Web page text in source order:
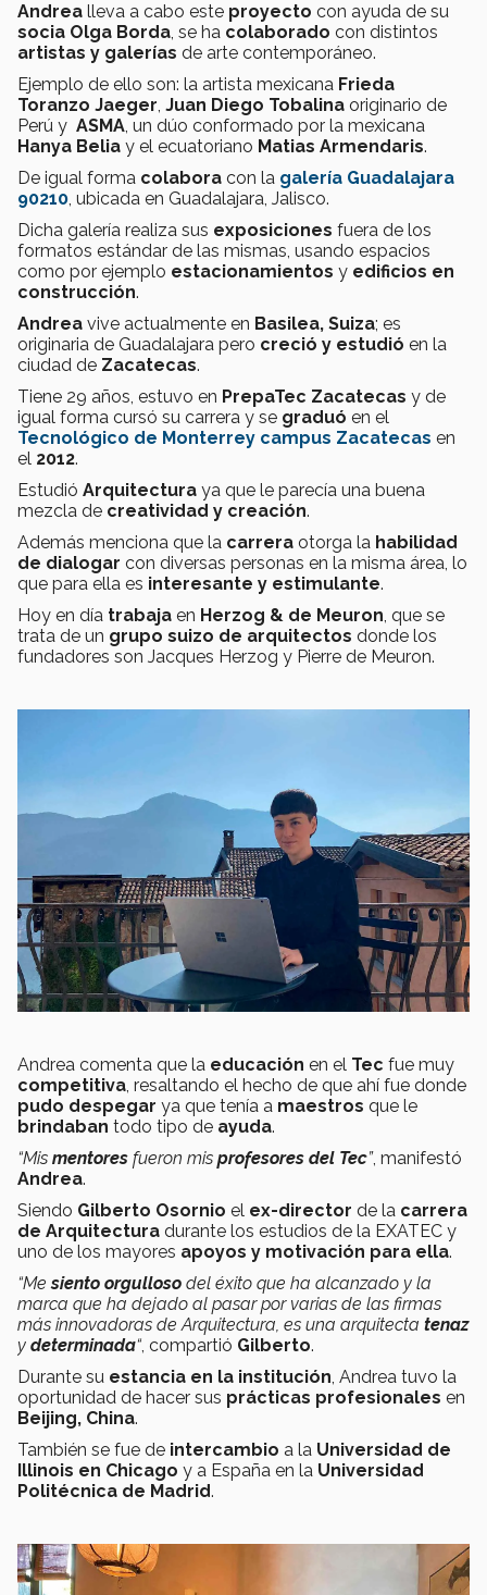
Andrea lleva a cabo este proyecto con ayuda de su
socia Olga Borda, se ha colaborado con distintos
artistas y galerías de arte contemporáneo.
Ejemplo de ello son: la artista mexicana Frieda
Toranzo Jaeger, Juan Diego Tobalina originario de
Perú y ASMA, un dúo conformado por la mexicana
Hanya Belia y el ecuatoriano Matias Armendaris.
De igual forma colabora con la galería Guadalajara
90210, ubicada en Guadalajara, Jalisco.
Dicha galería realiza sus exposiciones fuera de los
formatos estándar de las mismas, usando espacios
como por ejemplo estacionamientos y edificios en
construcción.
Andrea vive actualmente en Basilea, Suiza; es
originaria de Guadalajara pero creció y estudió en la
ciudad de Zacatecas.
Tiene 29 años, estuvo en PrepaTec Zacatecas y de
igual forma cursó su carrera y se graduó en el
Tecnológico de Monterrey campus Zacatecas en
el 2012.
Estudió Arquitectura ya que le parecía una buena
mezcla de creatividad y creación.
Además menciona que la carrera otorga la habilidad
de dialogar con diversas personas en la misma área, lo
que para ella es interesante y estimulante.
Hoy en día trabaja en Herzog & de Meuron, que se
trata de un grupo suizo de arquitectos donde los
fundadores son Jacques Herzog y Pierre de Meuron.
Andrea comenta que la educación en el Tec fue muy
competitiva , resaltando el hecho de que ahí fue donde
pudo despegar ya que tenía a maestros que le
brindaban todo tipo de ayuda.
“Mis mentores fueron mis profesores del Tec”, manifestó
Andrea.
Siendo Gilberto Osornio el ex-director de la carrera
de Arquitectura durante los estudios de la EXATEC y
uno de los mayores apoyos y motivación para ella.
“Mesiento orgulloso del éxito que ha alcanzado y la
marca que ha dejado al pasar por varias de las firmas
más innovadoras de Arquitectura, es una arquitecta tenaz
y determinada“ , compartió Gilberto.
Durante su estancia en la institución , Andrea tuvo la
oportunidad de hacer sus prácticas profesionales en
Beijing, China.
También se fue de intercambio a la Universidad de
Illinois en Chicago y a España en la Universidad
Politécnica de Madrid.